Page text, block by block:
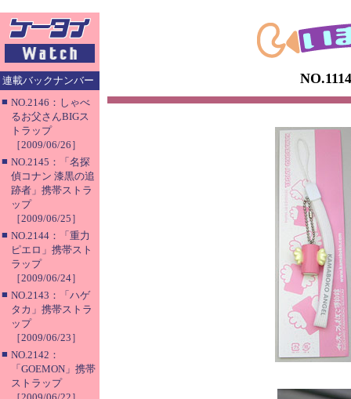
連載バックナンバー
■ NO.2146：しゃべ
るお父さんBIGス
トラップ
［2009/06/26］
■ NO.2145：「名探
偵コナン 漆黒の追
跡者」携帯ストラ
ップ
［2009/06/25］
■ NO.2144：「重力
ピエロ」携帯スト
ラップ
［2009/06/24］
■ NO.2143：「ハゲ
タカ」携帯ストラ
ップ
［2009/06/23］
■ NO.2142：
「GOEMON」携帯
ストラップ